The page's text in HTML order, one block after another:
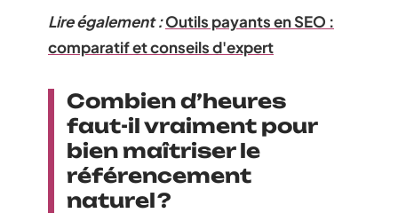
Lire également :Outils payants en SEO :
comparatif et conseils d'expert
Combien d’heures
faut-il vraiment pour
bien maîtriser le
référencement
naturel ?